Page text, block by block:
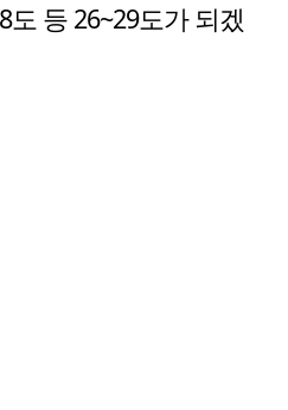
도 등 26~29도가 되겠